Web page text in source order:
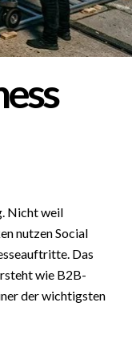
Nicht weil
nutzen Social
Das
wie B2B-
der wichtigsten